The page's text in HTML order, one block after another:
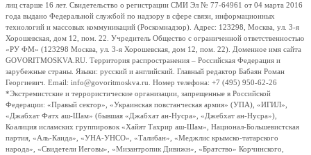
лиц старше 16 лет. Свидетельство о регистрации СМИ Эл № 77-64961 от 04 марта 2016
года выдано Федеральной службой по надзору в сфере связи, информационных
технологий и массовых коммуникаций (Роскомнадзор). Адрес: 123298, Москва, ул. 3-я
Хорошевская, дом 12, пом. 22. Учредитель Общество с ограниченной ответственностью
«РУ ФМ» (123298 Москва, ул. 3-я Хорошевская, дом 12, пом. 22). Доменное имя сайта
GOVORITMOSKVA.RU. Территория распространения – Российская Федерация и
зарубежные страны. Языки: русский и английский. Главный редактор Бабаян Роман
Георгиевич. Email: info@govoritmoskva.ru. Номер телефона: +7 (495) 950-62-26
*Экстремистские и террористические организации, запрещенные в Российской
Федерации: «Правый сектор», «Украинская повстанческая армия» (УПА), «ИГИЛ»,
«Джабхат Фатх аш-Шам» (бывшая «Джабхат ан-Нусра», «Джебхат ан-Нусра»),
Коалиция исламских группировок «Хайят Тахрир аш-Шам», Национал-Большевистская
партия, «Аль-Каида», «УНА-УНСО», «Талибан», «Меджлис крымско-татарского
народа», «Свидетели Иеговы», «Мизантропик Дивижн», «Братство» Корчинского,